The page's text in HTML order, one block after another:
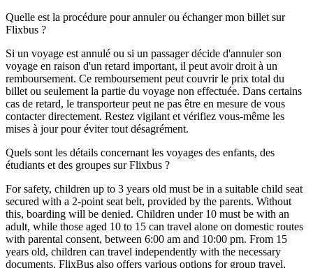
Quelle est la procédure pour annuler ou échanger mon billet sur
Flixbus ?
Si un voyage est annulé ou si un passager décide d'annuler son
voyage en raison d'un retard important, il peut avoir droit à un
remboursement. Ce remboursement peut couvrir le prix total du
billet ou seulement la partie du voyage non effectuée. Dans certains
cas de retard, le transporteur peut ne pas être en mesure de vous
contacter directement. Restez vigilant et vérifiez vous-même les
mises à jour pour éviter tout désagrément.
Quels sont les détails concernant les voyages des enfants, des
étudiants et des groupes sur Flixbus ?
For safety, children up to 3 years old must be in a suitable child seat
secured with a 2-point seat belt, provided by the parents. Without
this, boarding will be denied. Children under 10 must be with an
adult, while those aged 10 to 15 can travel alone on domestic routes
with parental consent, between 6:00 am and 10:00 pm. From 15
years old, children can travel independently with the necessary
documents. FlixBus also offers various options for group travel,